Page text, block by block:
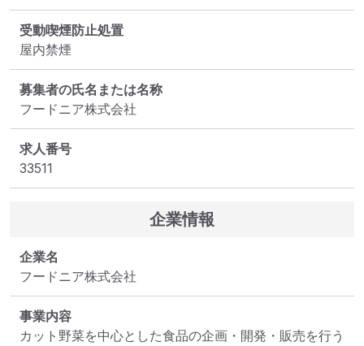
受動喫煙防止処置
屋内禁煙
募集者の氏名または名称
フードニア株式会社
求人番号
33511
企業情報
企業名
フードニア株式会社
事業内容
カット野菜を中心とした食品の企画・開発・販売を行う